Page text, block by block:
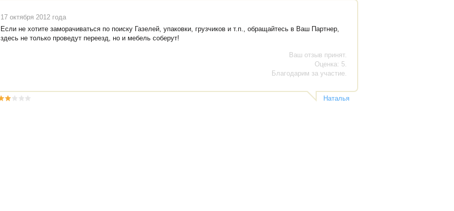
17 октября 2012 года
Если не хотите заморачиваться по поиску Газелей, упаковки, грузчиков и т.п., обращайтесь в Ваш Партнер,
здесь не только проведут переезд, но и мебель соберут!
Наталья
Ваш отзыв принят.
Оценка: 5.
Благодарим за участие.